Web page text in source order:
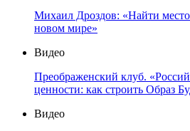
Михаил Дроздов: «Найти место
новом мире»
Видео
Преображенский клуб.
ценности: как строить Образ
Видео